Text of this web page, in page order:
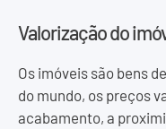
Valorização do
Os imóveis são bens
do mundo, os preços
acabamento, a